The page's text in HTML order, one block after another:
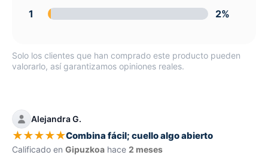
1
2%
Solo los clientes que han comprado este producto pueden
valorarlo, así garantizamos opiniones reales.
Alejandra G.
★★★★★Combina fácil; cuello algo abierto
Calificado en Gipuzkoa hace 2 meses